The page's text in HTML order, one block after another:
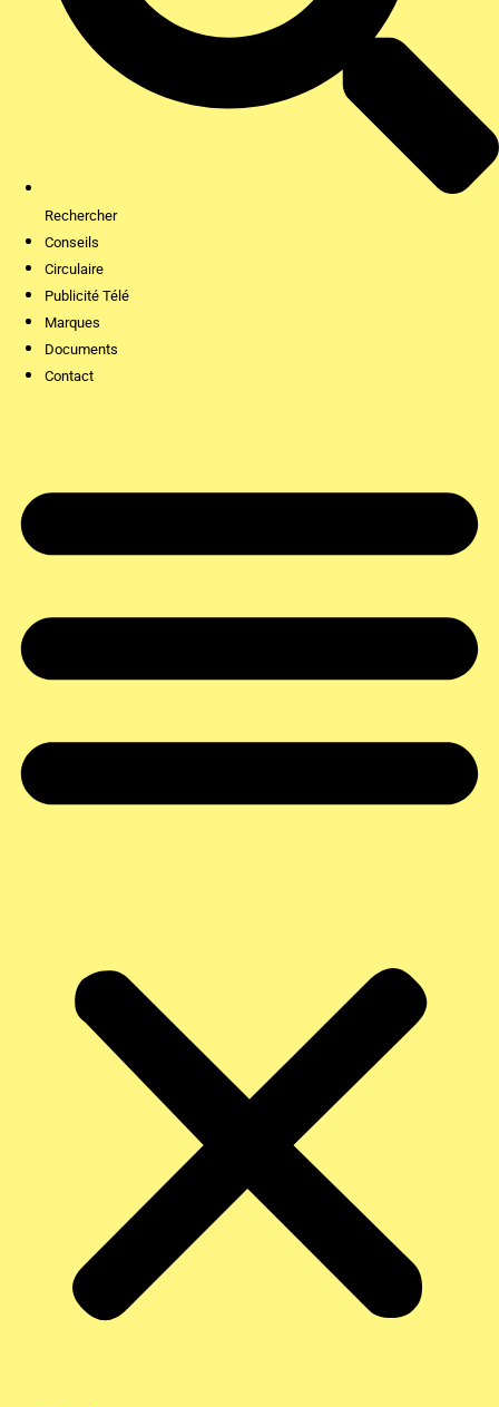
Rechercher
Conseils
Circulaire
Publicité Télé
Marques
Documents
Contact